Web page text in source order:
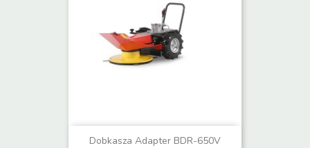
Dobkasza Adapter BDR-650V